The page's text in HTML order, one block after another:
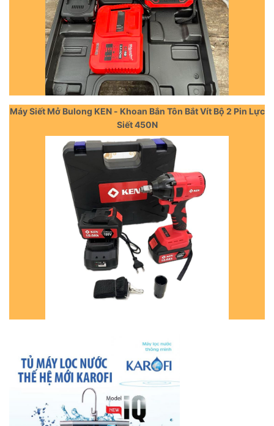
Máy Siết Mở Bulong KEN - Khoan Bắn Tôn Bắt Vít Bộ 2 Pin Lực
Siết 450N